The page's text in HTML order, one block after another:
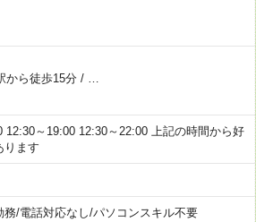
から徒歩15分/
～19:00 12:30～22:00 上記の時間から好
ります
務/電話対応なし/パソコンスキル不要